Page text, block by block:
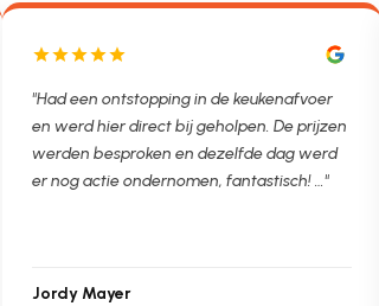
"Had een ontstopping in de keukenafvoer
en werd hier direct bij geholpen. De prijzen
werden besproken en dezelfde dag werd
er nog actie ondernomen, fantastisch! …"
Jordy Mayer